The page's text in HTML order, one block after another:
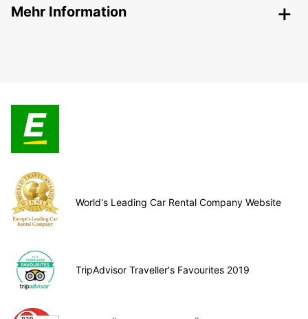
Mehr Information
World's Leading Car Rental Company Website
TripAdvisor Traveller's Favourites 2019